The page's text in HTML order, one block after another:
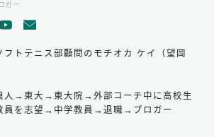
ガー
フトテニス部顧問のモチオカ ケイ（望岡
→東大→東大院→外部コーチ中に高校生
員を志望→中学教員→退職→ブロガー